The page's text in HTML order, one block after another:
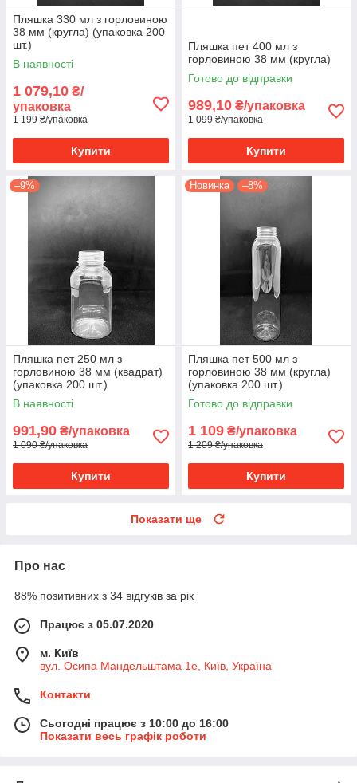
Пляшка 330 мл з горловиною
38 мм (кругла) (упаковка 200
шт.)
В наявності
1 079,10 ₴/
упаковка
1 199 ₴/упаковка
Купити
Пляшка пет 400 мл з
горловиною 38 мм (кругла)
Готово до відправки
989,10 ₴/упаковка
1 099 ₴/упаковка
Купити
–9%
Пляшка пет 250 мл з
горловиною 38 мм (квадрат)
(упаковка 200 шт.)
В наявності
991,90 ₴/упаковка
1 090 ₴/упаковка
Купити
Новинка –8%
Пляшка пет 500 мл з
горловиною 38 мм (кругла)
(упаковка 200 шт.)
Готово до відправки
1 109 ₴/упаковка
1 209 ₴/упаковка
Купити
Показати ще
Про нас
88% позитивних з 34 відгуків за рік
Працює з 05.07.2020
м. Київ
вул. Осипа Мандельштама 1е, Київ, Україна
Контакти
Сьогодні працює з 10:00 до 16:00
Показати весь графік роботи